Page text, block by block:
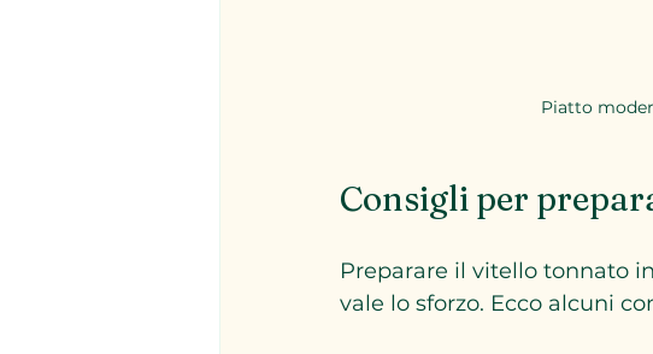
Piatto
Consigli per
Preparare il vitello tonnato
vale lo sforzo. Ecco alcuni